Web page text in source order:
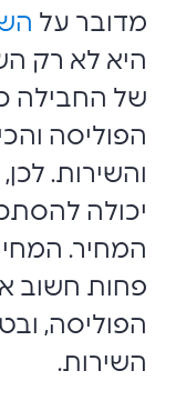
מדובר על
היא לא רק
של החבילה
הפוליסה
והשירות.
יכולה
המחיר.
פחות חשוב
הפוליסה,
השירות.